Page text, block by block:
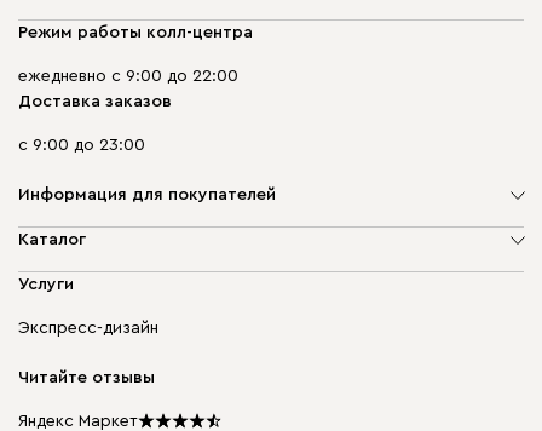
Режим работы колл-центра
ежедневно с 9:00 до 22:00
Доставка заказов
с 9:00 до 23:00
Информация для покупателей
О компании
Доставка и оплата
диван.клуб
Подарочные сертификаты
Каталог
Мягкая мебель
Бескаркасная мебель
Столы и стулья
Услуги
Экспресс-дизайн
Читайте отзывы
Яндекс Маркет